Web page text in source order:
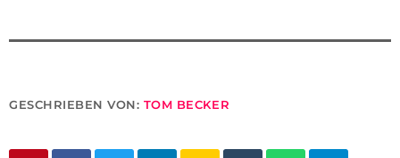
GESCHRIEBEN VON: TOM BECKER